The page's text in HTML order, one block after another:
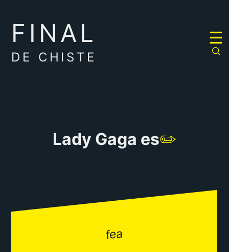
FINAL
DE CHISTE
☰
Lady Gaga es✏️
fea